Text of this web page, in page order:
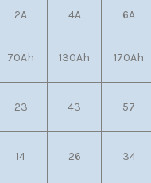
2A 4A 6A
70Ah 130Ah 170Ah
23 43 57
14 26 34